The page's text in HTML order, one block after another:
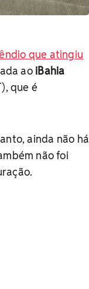
que atingiu
ao iBahia
que é
ainda não há
não foi